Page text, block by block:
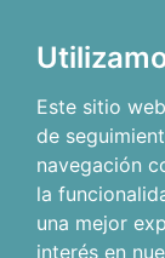
Este sitio
de
navegación
la
una mejor
interés en